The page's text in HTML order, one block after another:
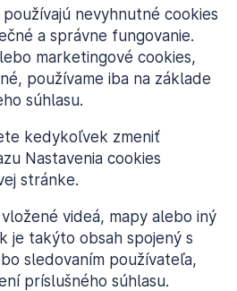
nevyhnutné cookies
a správne fungovanie.
marketingové cookies,
používame iba na základe
súhlasu.
kedykoľvek zmeniť
Nastavenia cookies
stránke.
videá, mapy alebo iný
je takýto obsah spojený s
sledovaním používateľa,
príslušného súhlasu.